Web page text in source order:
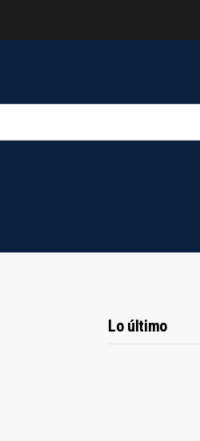
Lo último